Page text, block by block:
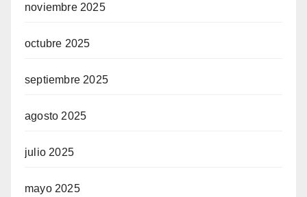
noviembre 2025
octubre 2025
septiembre 2025
agosto 2025
julio 2025
mayo 2025